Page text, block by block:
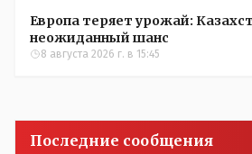
Европа теряет урожай:
неожиданный шанс
8 августа 2026 г. в 15:45
Последние сообщения